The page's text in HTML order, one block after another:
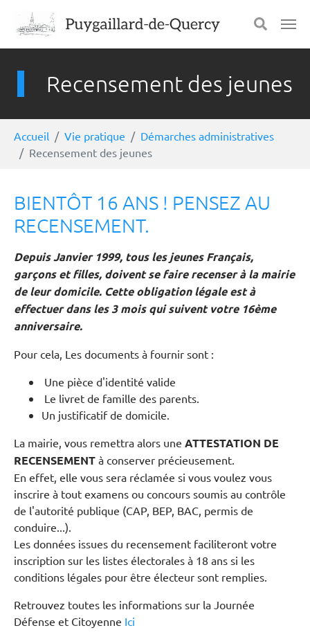
Recensement des jeunes
Accueil Vie pratique
Démarches administratives
Recensement des jeunes
BIENTÔT 16 ANS ! PENSEZ AU
RECENSEMENT.
Depuis Janvier 1999, tous les jeunes Français,
garçons et filles, doivent se faire recenser à la mairie
de leur domicile. Cette obligation légale est à
effectuer dans les 3 mois qui suivent votre 16ème
anniversaire.
Pour cela, Les documents à fournir sont :
Une pièce d'identité valide
Le livret de famille des parents.
Un justificatif de domicile.
La mairie, vous remettra alors une ATTESTATION DE
RECENSEMENT à conserver précieusement.
En effet, elle vous sera réclamée si vous voulez vous
inscrire à tout examens ou concours soumis au contrôle
de l'autorité publique (CAP, BEP, BAC, permis de
conduire...).
Les données issues du recensement faciliteront votre
inscription sur les listes électorales à 18 ans si les
conditions légales pour être électeur sont remplies.
Retrouvez toutes les informations sur la Journée
Défense et Citoyenne Ici